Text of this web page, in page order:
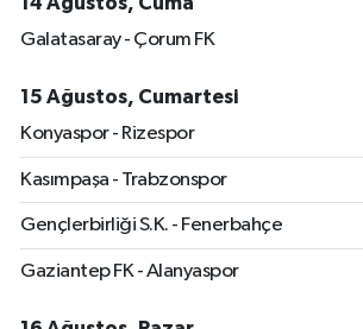
Galatasaray - Çorum FK
15 Ağustos, Cumartesi
Konyaspor - Rizespor
Kasımpaşa - Trabzonspor
Gençlerbirliği S.K. - Fenerbahçe
Gaziantep FK - Alanyaspor